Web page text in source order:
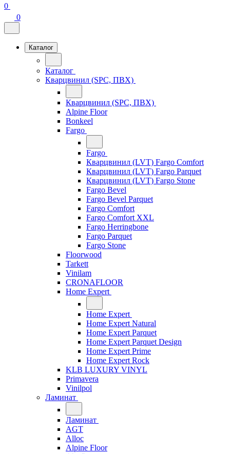
0
0
Каталог
Каталог
Кварцвинил (SPC, ПВХ)
Кварцвинил (SPC, ПВХ)
Alpine Floor
Bonkeel
Fargo
Fargo
Кварцвинил (LVT) Fargo Comfort
Кварцвинил (LVT) Fargo Parquet
Кварцвинил (LVT) Fargo Stone
Fargo Bevel
Fargo Bevel Parquet
Fargo Comfort
Fargo Comfort XXL
Fargo Herringbone
Fargo Parquet
Fargo Stone
Floorwood
Tarkett
Vinilam
CRONAFLOOR
Home Expert
Home Expert
Home Expert Natural
Home Expert Parquet
Home Expert Parquet Design
Home Expert Prime
Home Expert Rock
KLB LUXURY VINYL
Primavera
Vinilpol
Ламинат
Ламинат
AGT
Alloc
Alpine Floor